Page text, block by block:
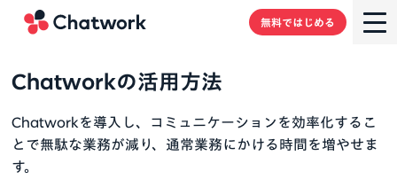
無料ではじめる
Chatworkの活用方法
Chatworkを導入し、コミュニケーションを効率化するこ
とで無駄な業務が減り、通常業務にかける時間を増やせま
す。